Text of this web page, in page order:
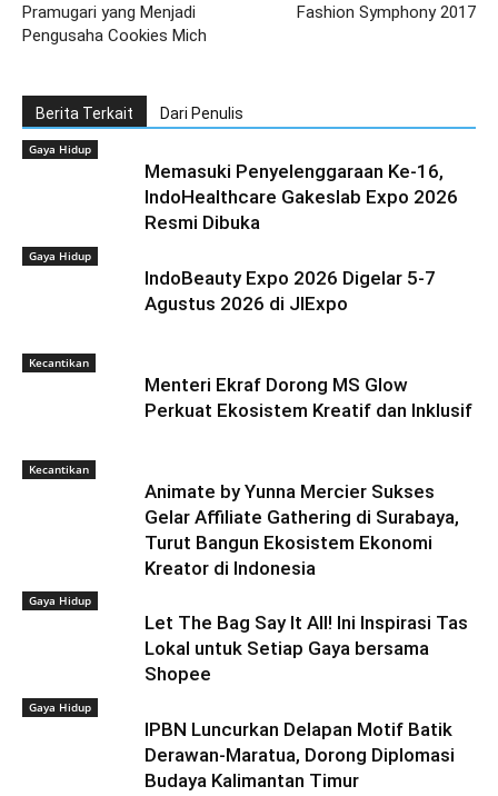
Pramugari yang Menjadi
Pengusaha Cookies Mich
Fashion Symphony 2017
Berita Terkait Dari Penulis
Gaya Hidup
Memasuki Penyelenggaraan Ke-16,
IndoHealthcare Gakeslab Expo 2026
Resmi Dibuka
Gaya Hidup
IndoBeauty Expo 2026 Digelar 5-7
Agustus 2026 di JIExpo
Kecantikan
Menteri Ekraf Dorong MS Glow
Perkuat Ekosistem Kreatif dan Inklusif
Kecantikan
Animate by Yunna Mercier Sukses
Gelar Affiliate Gathering di Surabaya,
Turut Bangun Ekosistem Ekonomi
Kreator di Indonesia
Gaya Hidup
Let The Bag Say It All! Ini Inspirasi Tas
Lokal untuk Setiap Gaya bersama
Shopee
Gaya Hidup
IPBN Luncurkan Delapan Motif Batik
Derawan-Maratua, Dorong Diplomasi
Budaya Kalimantan Timur